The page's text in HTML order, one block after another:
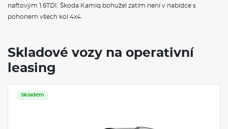
Bezdrátový SmartLink
Interiér plus
Upínací přípravek v zavazadlovém prostoru
Elektrické ovládání oken vpředu a vzadu
Víko schránky před spolujezdcem, s osvětlením
Síťový program
Hlavice/madlo řadící páky z kůže
naftovým 1.6TDI. Škoda Kamiq bohužel zatím není v nabídce s
pohonem všech kol 4x4.
Skladové vozy na operativní
leasing